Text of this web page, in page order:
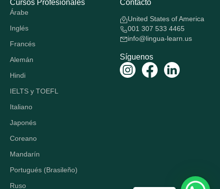
Cursos Profesionales
Árabe
Inglés
Francés
Alemán
Hindi
IELTS y TOEFL
Italiano
Japonés
Coreano
Mandarín
Portugués (Brasileño)
Ruso
Contacto
United States of America
001 307 533 4465
info@lingua-learn.us
Síguenos